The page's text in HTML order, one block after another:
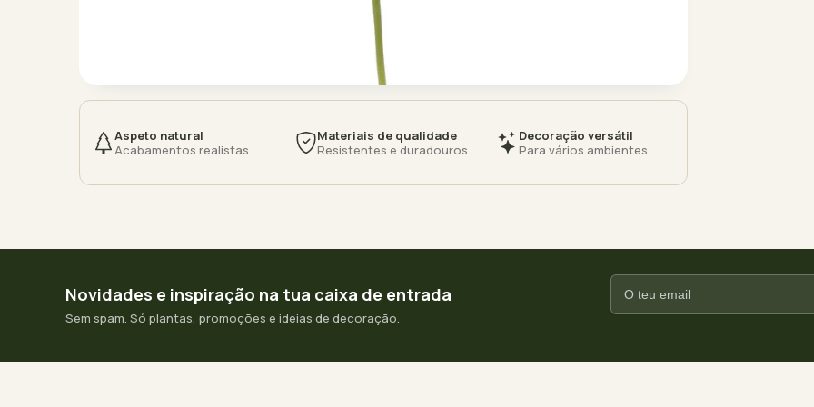
Aspeto natural
Acabamentos realistas
Materiais de qualidade
Resistentes e duradouros
Decoração versátil
Para vários ambientes
Novidades e inspiração na tua caixa de entrada
Sem spam. Só plantas, promoções e ideias de decoração.